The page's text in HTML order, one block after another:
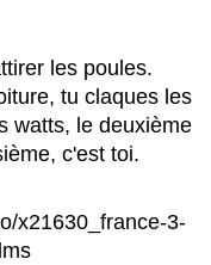
les poules.
tu claques les
watts, le deuxième
c'est toi.
x21630_france-3-